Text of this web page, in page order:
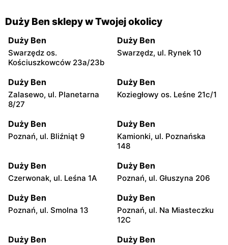
Duży Ben sklepy w Twojej okolicy
Duży Ben
Swarzędz os.
Kościuszkowców 23a/23b
Duży Ben
Swarzędz, ul. Rynek 10
Duży Ben
Zalasewo, ul. Planetarna
8/27
Duży Ben
Koziegłowy os. Leśne 21c/1
Duży Ben
Poznań, ul. Bliźniąt 9
Duży Ben
Kamionki, ul. Poznańska
148
Duży Ben
Czerwonak, ul. Leśna 1A
Duży Ben
Poznań, ul. Głuszyna 206
Duży Ben
Poznań, ul. Smolna 13
Duży Ben
Poznań, ul. Na Miasteczku
12C
Duży Ben Duży Ben